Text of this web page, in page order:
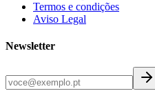
Termos e condições
Aviso Legal
Newsletter